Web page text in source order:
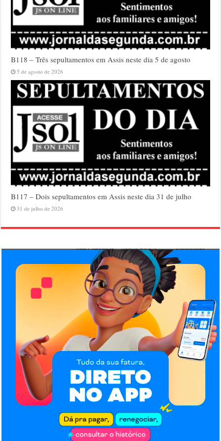
B118 – Três sepultamentos em Assis neste dia 5 de agosto
5 de agosto de 2026
B117 – Dois sepultamentos em Assis neste dia 31 de julho
31 de julho de 2026